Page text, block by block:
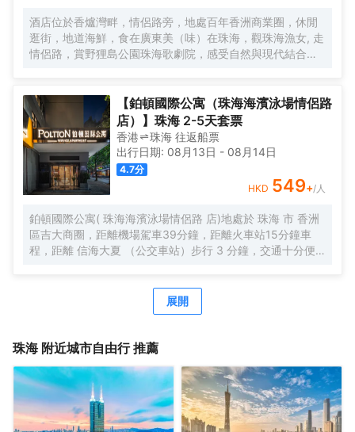
酒店位於香爐灣畔，情侶路旁，地處百年香洲商業圈，休閒
逛街，地道海鮮，食在廣東美（味）在珠海，觀珠海漁女, 走
情侶路，賞野狸島公園珠海歌劇院，感受自然與現代結合的
600米，城市地標一一珠海漁女，城市陽台。左側600米珠
海歌劇院（日月貝），距離港珠澳大橋12分鐘。拱北、青茂
口岸20分鐘。酒店前後50米公交線路覆蓋全珠海。 酒店傾
力打造“寬敞高雅空間”優質床品衞浴，完備設施服務，為您提
供優質的住宿服務 酒店中央空調冷暖可調，特色落地窗直觀
海景和海霞公園，欣賞東方海上日出，港珠澳大橋。中西結
合的自助早餐，配以廣東特色，一天的愉快從豐富營養的早
餐開始。
【鉑頓國際公寓（珠海海濱泳場情侶路
店）】珠海 2-5天套票
香港 珠海 往返船票
出行日期: 08月13日 - 08月14日
4.7分
HKD 549+/人
鉑頓國際公寓( 珠海海濱泳場情侶路 店)地處於 珠海 市 香洲
區吉大商圈，距離機場駕車39分鐘，距離火車站15分鐘車
程，距離 信海大夏 （公交車站）步行 3 分鐘，交通十分便
配套有餐廳、洗衣房、健身房、等公共空間，旅客在享受舒
適住宿的同時，也能輕鬆滿足各種休閒與商務需求。客房分
保賓客能夠享受到賓至如歸的居住體驗。 喜悅餐廳位於6
本地特色菜，展現 珠海飲食文化。此外，每個房間都配備有
洗衣機，賓客在忙碌之餘也能輕鬆打理日常衣物。位於 6 層
的健身房房配備有跑步機、橢圓機、動感單車等高端健身器
材，即便身處旅途，也能輕鬆延續鍛鍊習慣。 鉑頓國際公寓
展開
珠海 附近城市自由行 推薦